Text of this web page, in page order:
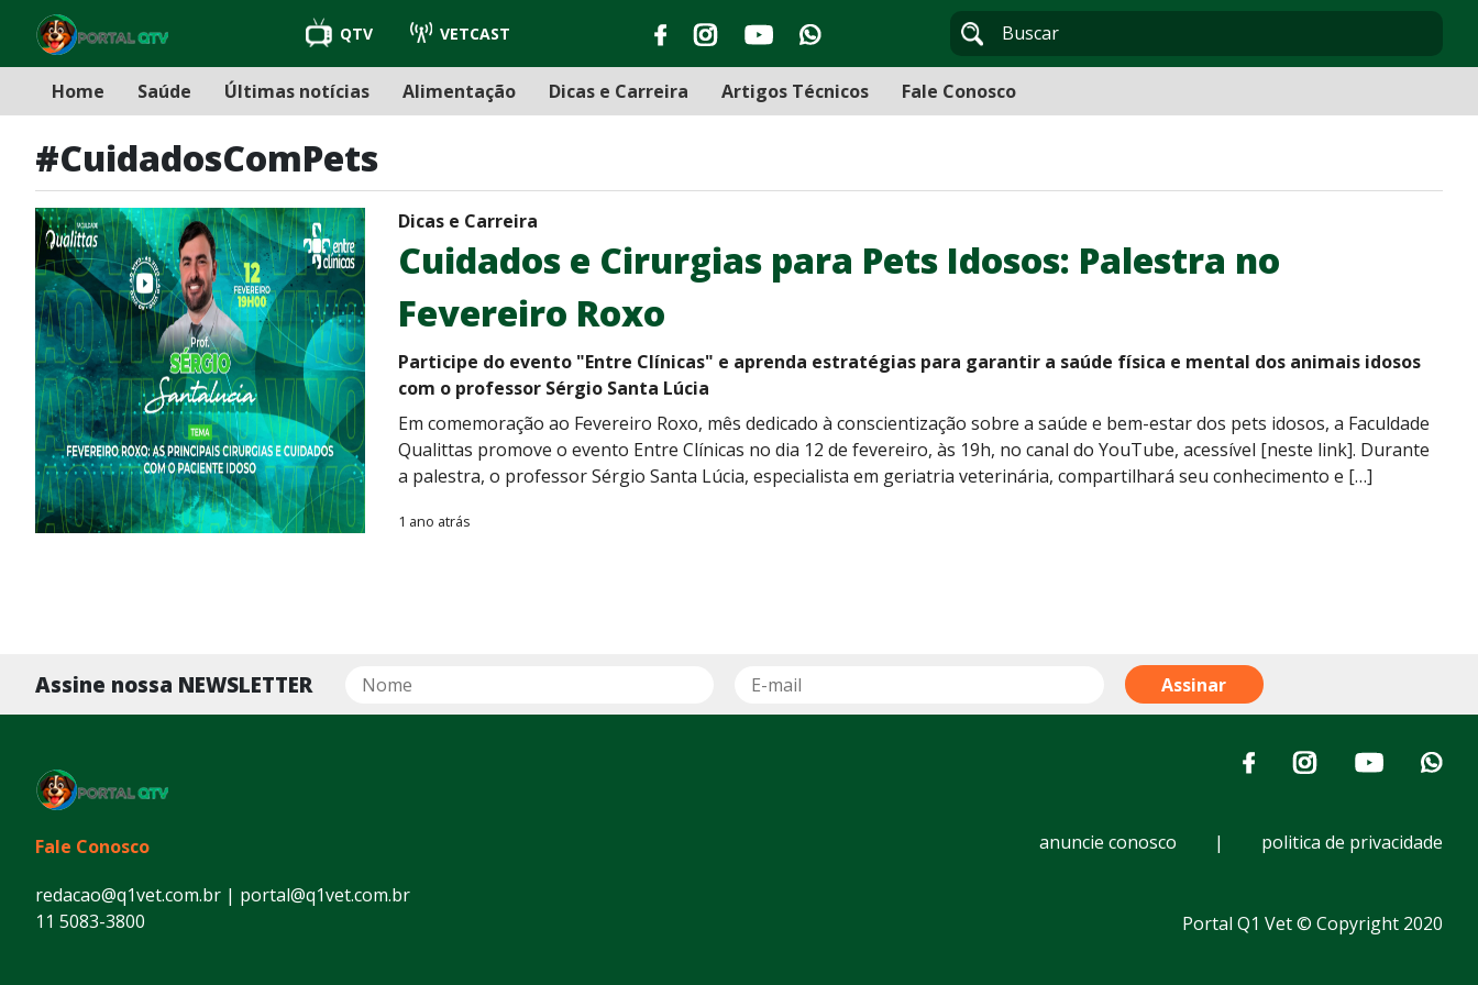
QTV VETCAST
Home Saúde Últimas notícias Alimentação Dicas e Carreira Artigos Técnicos Fale Conosco
#CuidadosComPets
Dicas e Carreira
Cuidados e Cirurgias para Pets Idosos: Palestra no
Fevereiro Roxo
Participe do evento "Entre Clínicas" e aprenda estratégias para garantir a saúde física e mental dos animais idosos
com o professor Sérgio Santa Lúcia
Em comemoração ao Fevereiro Roxo, mês dedicado à conscientização sobre a saúde e bem-estar dos pets idosos, a Faculdade
Qualittas promove o evento Entre Clínicas no dia 12 de fevereiro, às 19h, no canal do YouTube, acessível [neste link]. Durante
a palestra, o professor Sérgio Santa Lúcia, especialista em geriatria veterinária, compartilhará seu conhecimento e […]
1 ano atrás
Assine nossa NEWSLETTER
Fale Conosco
redacao@q1vet.com.br | portal@q1vet.com.br
11 5083-3800
anuncie conosco | politica de privacidade
Portal Q1 Vet © Copyright 2020